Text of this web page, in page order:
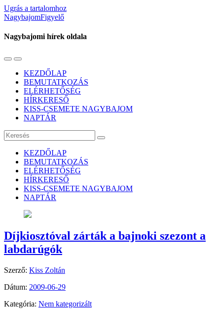
Ugrás a tartalomhoz
NagybajomFigyelő
Nagybajomi hírek oldala
Váltás
mobil
menüre
Használja
keresés
mezőt
KEZDŐLAP
BEMUTATKOZÁS
ELÉRHETŐSÉG
HÍRKERESŐ
KISS-CSEMETE NAGYBAJOM
NAPTÁR
Keresés
KEZDŐLAP
BEMUTATKOZÁS
ELÉRHETŐSÉG
HÍRKERESŐ
KISS-CSEMETE NAGYBAJOM
NAPTÁR
Díjkiosztóval zárták a bajnoki szezont a
labdarúgók
Szerző: Kiss Zoltán
Dátum: 2009-06-29
Kategória: Nem kategorizált